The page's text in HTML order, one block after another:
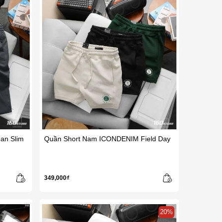
Slim Quần Short Nam ICONDENIM Field Day
349,000₫
20%